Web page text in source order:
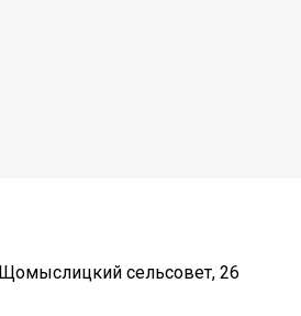
сельсовет, 26